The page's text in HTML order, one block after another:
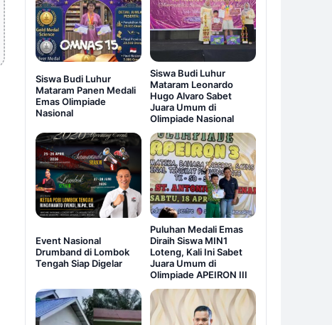
Siswa Budi Luhur
Mataram Panen Medali
Emas Olimpiade
Nasional
Siswa Budi Luhur
Mataram Leonardo
Hugo Alvaro Sabet
Juara Umum di
Olimpiade Nasional
Event Nasional
Drumband di Lombok
Tengah Siap Digelar
Puluhan Medali Emas
Diraih Siswa MIN1
Loteng, Kali Ini Sabet
Juara Umum di
Olimpiade APEIRON III